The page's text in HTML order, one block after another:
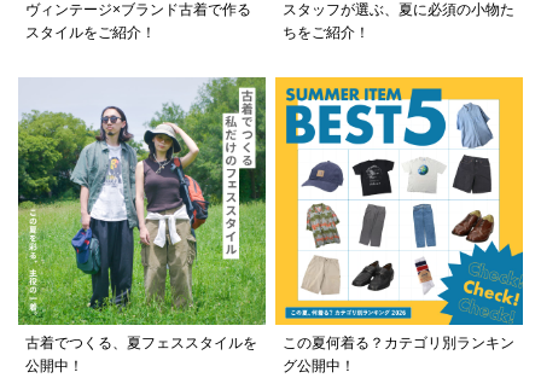
ヴィンテージ×ブランド古着で作る
スタイルをご紹介！
スタッフが選ぶ、夏に必須の小物た
ちをご紹介！
古着でつくる、夏フェススタイルを
公開中！
この夏何着る？カテゴリ別ランキン
グ公開中！